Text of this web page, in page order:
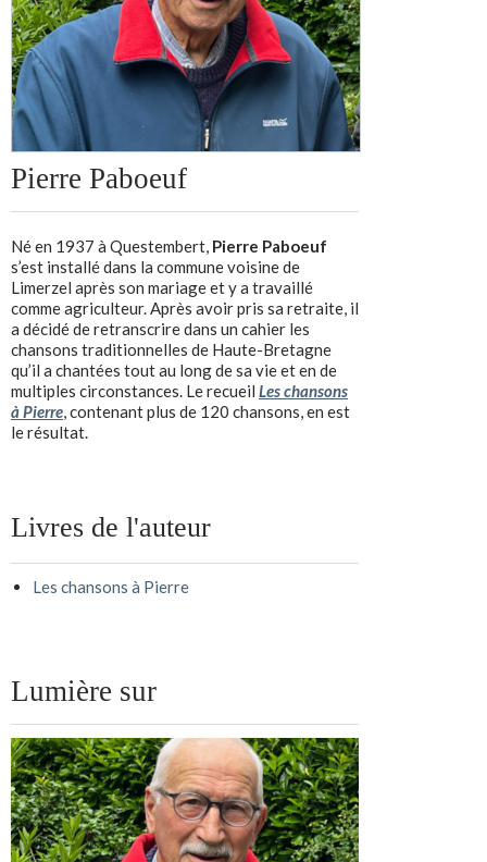
Pierre Paboeuf
Né en 1937 à Questembert, Pierre Paboeuf
s’est installé dans la commune voisine de
Limerzel après son mariage et y a travaillé
comme agriculteur. Après avoir pris sa retraite, il
a décidé de retranscrire dans un cahier les
chansons traditionnelles de Haute-Bretagne
qu’il a chantées tout au long de sa vie et en de
multiples circonstances. Le recueil Les chansons
à Pierre, contenant plus de 120 chansons, en est
le résultat.
Livres de l'auteur
Les chansons à Pierre
Lumière sur